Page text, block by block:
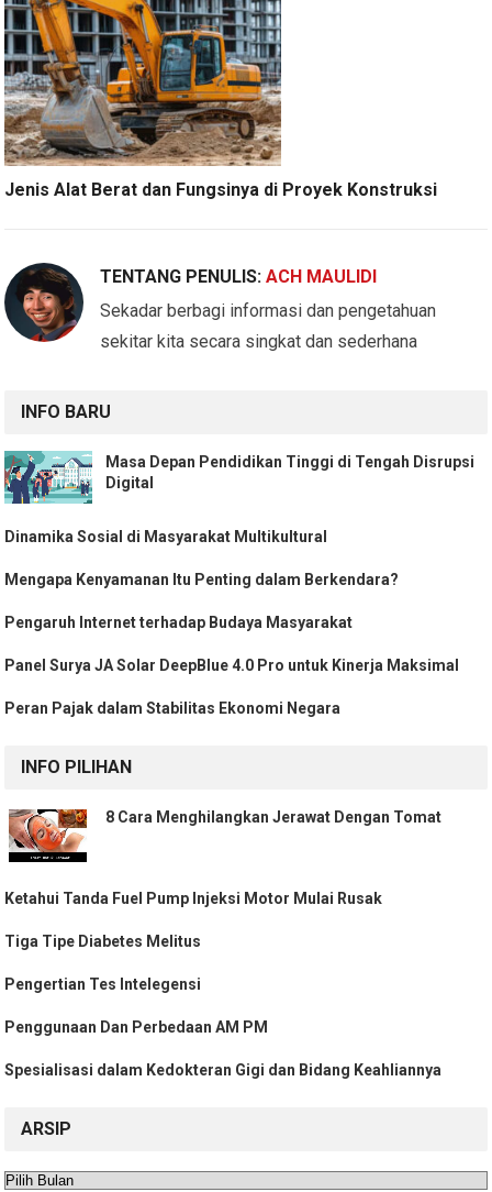
Jenis Alat Berat dan Fungsinya di Proyek Konstruksi
TENTANG PENULIS:ACH MAULIDI
Sekadar berbagi informasi dan pengetahuan
sekitar kita secara singkat dan sederhana
INFO BARU
Masa Depan Pendidikan Tinggi di Tengah Disrupsi
Digital
Dinamika Sosial di Masyarakat Multikultural
Mengapa Kenyamanan Itu Penting dalam Berkendara?
Pengaruh Internet terhadap Budaya Masyarakat
Panel Surya JA Solar DeepBlue 4.0 Pro untuk Kinerja Maksimal
Peran Pajak dalam Stabilitas Ekonomi Negara
INFO PILIHAN
8 Cara Menghilangkan Jerawat Dengan Tomat
Ketahui Tanda Fuel Pump Injeksi Motor Mulai Rusak
Tiga Tipe Diabetes Melitus
Pengertian Tes Intelegensi
Penggunaan Dan Perbedaan AM PM
Spesialisasi dalam Kedokteran Gigi dan Bidang Keahliannya
ARSIP
Arsip